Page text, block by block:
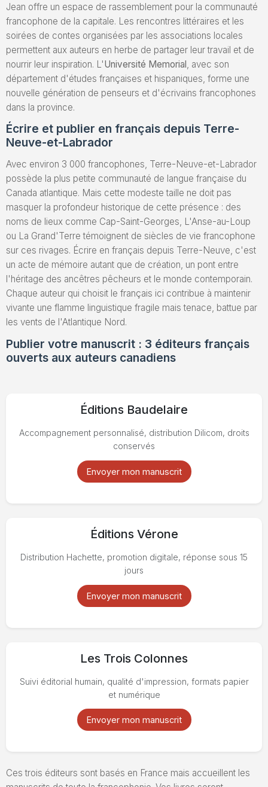
Jean offre un espace de rassemblement pour la communauté
francophone de la capitale. Les rencontres littéraires et les
soirées de contes organisées par les associations locales
permettent aux auteurs en herbe de partager leur travail et de
nourrir leur inspiration. L'Université Memorial , avec son
département d'études françaises et hispaniques, forme une
nouvelle génération de penseurs et d'écrivains francophones
dans la province.
Écrire et publier en français depuis Terre-
Neuve-et-Labrador
Avec environ 3 000 francophones, Terre-Neuve-et-Labrador
possède la plus petite communauté de langue française du
Canada atlantique. Mais cette modeste taille ne doit pas
masquer la profondeur historique de cette présence : des
noms de lieux comme Cap-Saint-Georges, L'Anse-au-Loup
ou La Grand'Terre témoignent de siècles de vie francophone
sur ces rivages. Écrire en français depuis Terre-Neuve, c'est
un acte de mémoire autant que de création, un pont entre
l'héritage des ancêtres pêcheurs et le monde contemporain.
Chaque auteur qui choisit le français ici contribue à maintenir
vivante une flamme linguistique fragile mais tenace, battue par
les vents de l'Atlantique Nord.
Publier votre manuscrit : 3 éditeurs français
ouverts aux auteurs canadiens
Éditions Baudelaire
Accompagnement personnalisé, distribution Dilicom, droits
conservés
Envoyer mon manuscrit
Éditions Vérone
Distribution Hachette, promotion digitale, réponse sous 15
jours
Envoyer mon manuscrit
Les Trois Colonnes
Suivi éditorial humain, qualité d'impression, formats papier
et numérique
Envoyer mon manuscrit
Ces trois éditeurs sont basés en France mais accueillent les